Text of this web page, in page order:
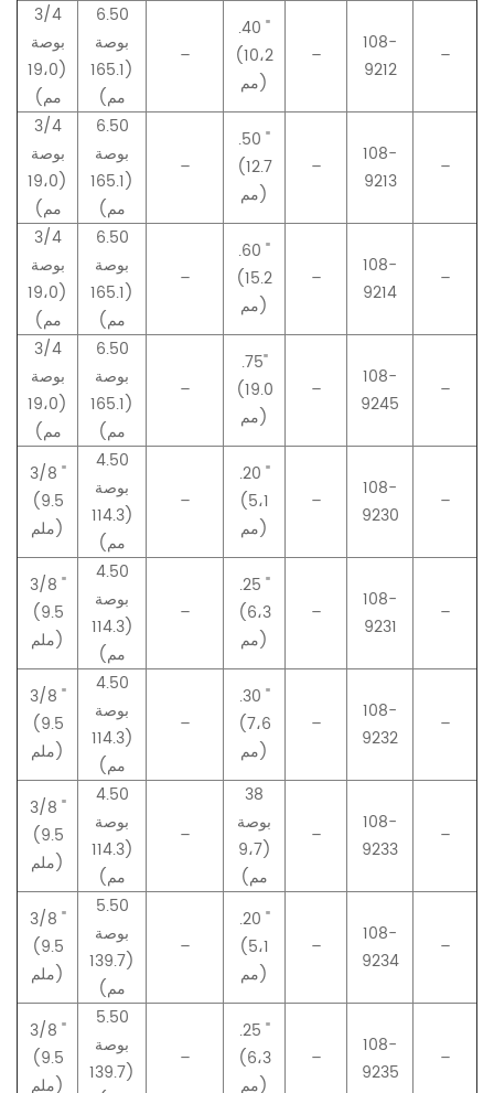
3/4
بوصة
(19،0
مم)
6.50
بوصة
(165.1
مم)
–
.40 "
(10،2
مم)
–
108-
9212
–
3/4
بوصة
(19،0
مم)
6.50
بوصة
(165.1
مم)
–
.50 "
(12.7
مم)
–
108-
9213
–
3/4
بوصة
(19،0
مم)
6.50
بوصة
(165.1
مم)
–
.60 "
(15.2
مم)
–
108-
9214
–
3/4
بوصة
(19،0
مم)
6.50
بوصة
(165.1
مم)
–
.75"
(19.0
مم)
–
108-
9245
–
3/8 "
(9.5
ملم)
4.50
بوصة
(114.3
مم)
–
.20 "
(5،1
مم)
–
108-
9230
–
3/8 "
(9.5
ملم)
4.50
بوصة
(114.3
مم)
–
.25 "
(6،3
مم)
–
108-
9231
–
3/8 "
(9.5
ملم)
4.50
بوصة
(114.3
مم)
–
.30 "
(7،6
مم)
–
108-
9232
–
3/8 "
(9.5
ملم)
4.50
بوصة
(114.3
مم)
–
38
بوصة
(9،7
مم)
–
108-
9233
–
3/8 "
(9.5
ملم)
5.50
بوصة
(139.7
مم)
–
.20 "
(5،1
مم)
–
108-
9234
–
3/8 "
(9.5
ملم)
5.50
بوصة
(139.7
–
.25 "
(6،3
مم)
–
108-
9235
–